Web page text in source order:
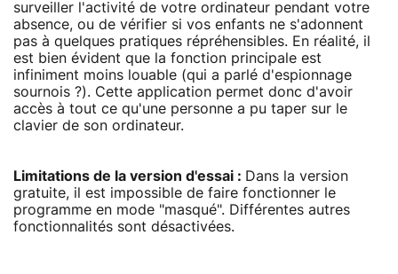
surveiller l'activité de votre ordinateur pendant votre
absence, ou de vérifier si vos enfants ne s'adonnent
pas à quelques pratiques répréhensibles. En réalité, il
est bien évident que la fonction principale est
infiniment moins louable (qui a parlé d'espionnage
sournois ?). Cette application permet donc d'avoir
accès à tout ce qu'une personne a pu taper sur le
clavier de son ordinateur.
Limitations de la version d'essai : Dans la version
gratuite, il est impossible de faire fonctionner le
programme en mode "masqué". Différentes autres
fonctionnalités sont désactivées.